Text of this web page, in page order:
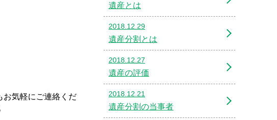
お気軽にご連絡くだ
遺産とは
2018.12.29
遺産分割とは
2018.12.27
遺産の評価
2018.12.21
遺産分割の当事者